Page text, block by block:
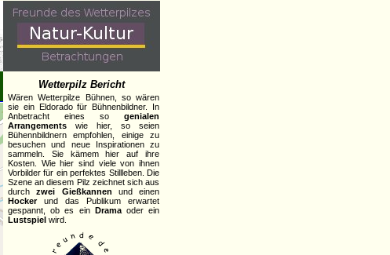
Wetterpilz Bericht
Wären Wetterpilze Bühnen, so wären
sie ein Eldorado für Bühnenbildner. In
Anbetracht eines so genialen
Arrangements wie hier, so seien
Bühennbildnern empfohlen, einige zu
besuchen und neue Inspirationen zu
sammeln. Sie kämem hier auf ihre
Kosten. Wie hier sind viele von ihnen
Vorbilder für ein perfektes Stillleben. Die
Szene an diesem Pilz zeichnet sich aus
durchzwei Gießkannen und einen
Hockerund das Publikum erwartet
gespannt, ob es ein Dramaoder ein
Lustspiel wird.